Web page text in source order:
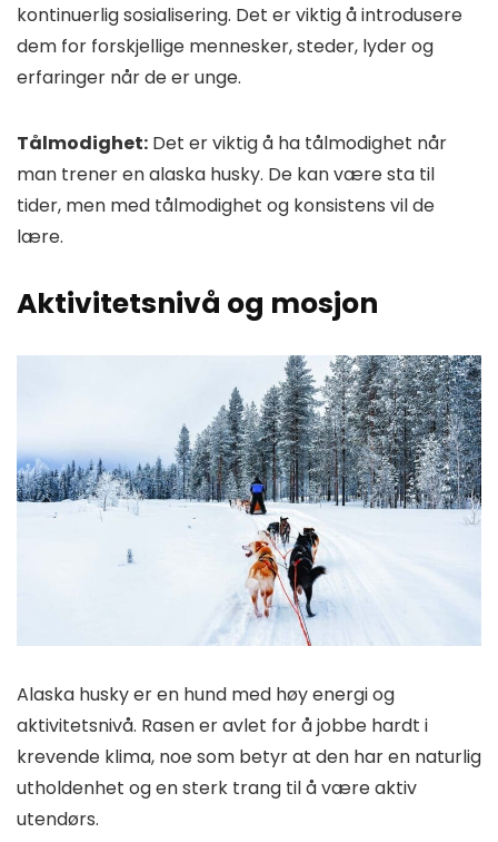
kontinuerlig sosialisering. Det er viktig å introdusere
dem for forskjellige mennesker, steder, lyder og
erfaringer når de er unge.
Tålmodighet: Det er viktig å ha tålmodighet når
man trener en alaska husky. De kan være sta til
tider, men med tålmodighet og konsistens vil de
lære.
Aktivitetsnivå og mosjon
Alaska husky er en hund med høy energi og
aktivitetsnivå. Rasen er avlet for å jobbe hardt i
krevende klima, noe som betyr at den har en naturlig
utholdenhet og en sterk trang til å være aktiv
utendørs.